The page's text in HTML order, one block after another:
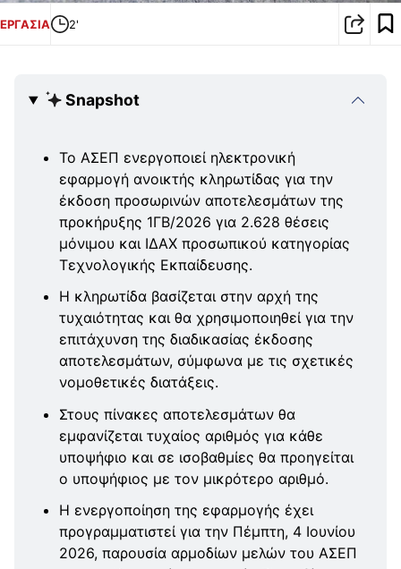
ΕΡΓΑΣΙΑ 2'
Snapshot
Το ΑΣΕΠ ενεργοποιεί ηλεκτρονική
εφαρμογή ανοικτής κληρωτίδας για την
έκδοση προσωρινών αποτελεσμάτων της
προκήρυξης 1ΓΒ/2026 για 2.628 θέσεις
μόνιμου και ΙΔΑΧ προσωπικού κατηγορίας
Τεχνολογικής Εκπαίδευσης.
Η κληρωτίδα βασίζεται στην αρχή της
τυχαιότητας και θα χρησιμοποιηθεί για την
επιτάχυνση της διαδικασίας έκδοσης
αποτελεσμάτων, σύμφωνα με τις σχετικές
νομοθετικές διατάξεις.
Στους πίνακες αποτελεσμάτων θα
εμφανίζεται τυχαίος αριθμός για κάθε
υποψήφιο και σε ισοβαθμίες θα προηγείται
ο υποψήφιος με τον μικρότερο αριθμό.
Η ενεργοποίηση της εφαρμογής έχει
προγραμματιστεί για την Πέμπτη, 4 Ιουνίου
2026, παρουσία αρμοδίων μελών του ΑΣΕΠ